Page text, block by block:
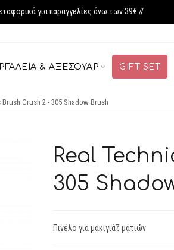
για παραγγελίες άνω των 39€ //
& ΑΞΕΣΟΥΆΡ GIFT SET
Brush Crush 2 - 305 Shadow Brush
Real
305
Πινέλο για μακιγιάζ ματιών